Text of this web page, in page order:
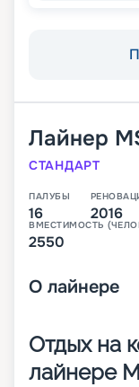
Лайнер
СТАНДАРТ
ПАЛУБЫ
16 2016
ВМЕСТИМОСТЬ
2550
О лайнере
Отдых на
лайнере